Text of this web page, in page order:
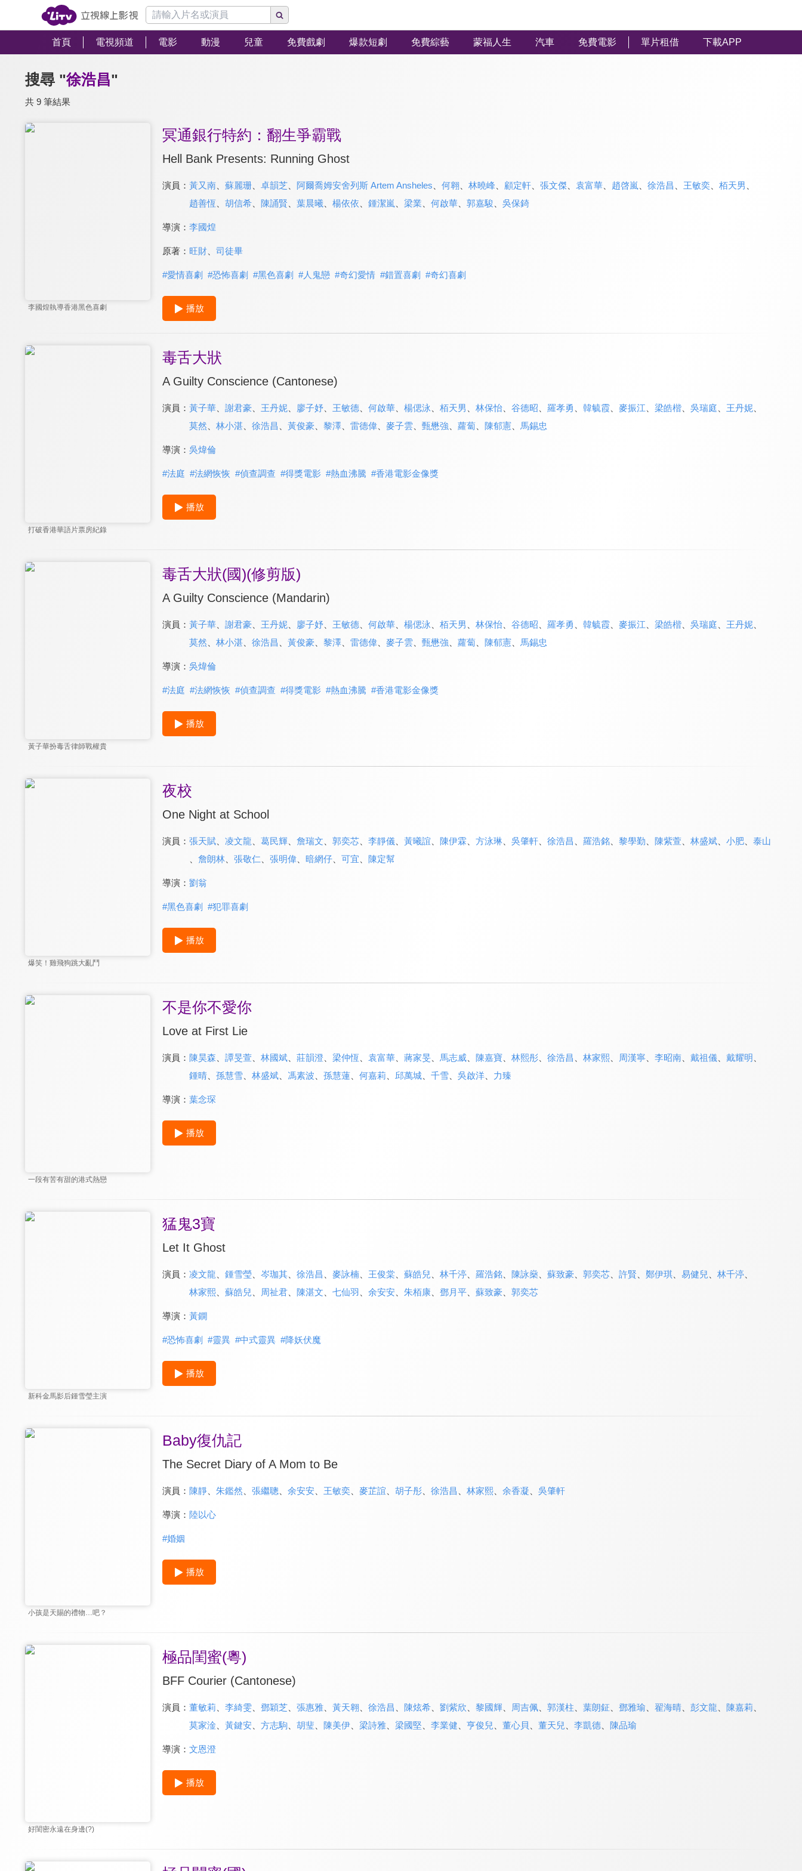
首頁 電視頻道 電影 動漫 兒童 免費戲劇 爆款短劇 免費綜藝 蒙福人生 汽車 免費電影 單片租借 下載APP
搜尋 "徐浩昌"
共 9 筆結果
李國煌執導香港黑色喜劇
冥通銀行特約：翻生爭霸戰
Hell Bank Presents: Running Ghost
演員： 黃又南、 蘇麗珊、 卓韻芝、 阿爾喬姆安舍列斯 Artem Ansheles 何翱 林曉峰 顧定軒、 張文傑、 袁富華、 趙啓嵐 徐浩昌 王敏奕 栢天男
趙善恆
胡信希、 陳誦賢 葉晨曦、 楊依依 鍾潔嵐 梁業 何啟華、 郭嘉駿 吳保錡
導演： 李國煌
原著： 旺財、 司徒畢
#愛情喜劇 #恐怖喜劇 #黑色喜劇 #人鬼戀 #奇幻愛情 #錯置喜劇 #奇幻喜劇
播放
打破香港華語片票房紀錄
毒舌大狀
A Guilty Conscience (Cantonese)
演員： 黃子華、 謝君豪 王丹妮、 廖子妤、 王敏德、 何啟華、 楊偲泳 栢天男 林保怡、 谷德昭 羅孝勇 韓毓霞 麥振江 梁皓楷、 吳瑞庭 王丹妮、
莫然
林小湛、 徐浩昌 黃俊豪 黎澤、 雷德偉、 麥子雲 甄懋強 蘿蔔、 陳郁憲、 馬錫忠
導演： 吳煒倫
#法庭 #法網恢恢 #偵查調查 #得獎電影 #熱血沸騰 #香港電影金像獎
播放
黃子華扮毒舌律師戰權貴
毒舌大狀(國)(修剪版)
A Guilty Conscience (Mandarin)
演員： 黃子華、 謝君豪 王丹妮、 廖子妤、 王敏德、 何啟華、 楊偲泳 栢天男 林保怡、 谷德昭 羅孝勇 韓毓霞 麥振江 梁皓楷、 吳瑞庭 王丹妮、
莫然
林小湛、 徐浩昌 黃俊豪 黎澤、 雷德偉、 麥子雲 甄懋強 蘿蔔、 陳郁憲、 馬錫忠
導演： 吳煒倫
#法庭 #法網恢恢 #偵查調查 #得獎電影 #熱血沸騰 #香港電影金像獎
播放
爆笑！雞飛狗跳大亂鬥
夜校
One Night at School
演員： 張天賦、 凌文龍 葛民輝、 詹瑞文 郭奕芯、 李靜儀、 黃曦誼 陳伊霖 方泳琳、 吳肇軒、 徐浩昌 羅浩銘、 黎學勤 陳紫萱、 林盛斌、 小肥、 泰山
詹朗林、 張敬仁 張明偉、 暗網仔、 可宜 陳定幫
導演： 劉翁
#黑色喜劇 #犯罪喜劇
播放
一段有苦有甜的港式熱戀
不是你不愛你
Love at First Lie
演員： 陳昊森 譚旻萱、 林國斌、 莊韻澄 梁仲恆 袁富華、 蔣家旻、 馬志威、 陳嘉寶、 林熙彤、 徐浩昌 林家熙、 周漢寧、 李昭南、 戴祖儀、 戴耀明
鍾晴、 孫慧雪 林盛斌、 馮素波 孫慧蓮、 何嘉莉 邱萬城、 千雪 吳啟洋、 力臻
導演： 葉念琛
播放
新科金馬影后鍾雪瑩主演
猛鬼3寶
Let It Ghost
演員： 凌文龍 鍾雪瑩、 岑珈其、 徐浩昌 麥詠楠、 王俊棠 蘇皓兒 林千渟、 羅浩銘、 陳詠燊、 蘇致豪 郭奕芯、 許賢 鄭伊琪、 易健兒 林千渟、
林家熙、 蘇皓兒 周祉君、 陳湛文 七仙羽 余安安 朱栢康、 鄧月平、 蘇致豪 郭奕芯
導演： 黃鐦
#恐怖喜劇 #靈異 #中式靈異 #降妖伏魔
播放
小孩是天賜的禮物…吧？
Baby復仇記
The Secret Diary of A Mom to Be
演員： 陳靜、 朱鑑然 張繼聰 余安安 王敏奕 麥芷誼 胡子彤、 徐浩昌 林家熙、 余香凝 吳肇軒
導演： 陸以心
#婚姻
播放
好閨密永遠在身邊(?)
極品閨蜜(粵)
BFF Courier (Cantonese)
演員： 董敏莉 李綺雯 鄧穎芝、 張惠雅、 黃天翱 徐浩昌 陳炫希、 劉紫欣 黎國輝、 周吉佩、 郭漢柱 葉朗鉦 鄧雅瑜 翟海晴、 彭文龍 陳嘉莉
莫家淦
黃鍵安 方志駒、 胡㻗 陳美伊、 梁詩雅、 梁國堅 李業健 亨俊兒 董心貝 董天兒 李凱德、 陳品瑜
導演： 文恩澄
播放